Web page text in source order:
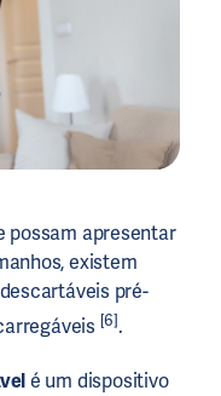
possam apresentar
existem
pré-
[6].
é um dispositivo